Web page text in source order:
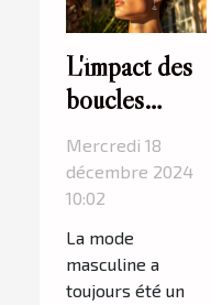
L'impact des
boucles
d'oreilles sur
l'image
personnelle
des hommes
Mercredi 18
décembre 2024
10:02
La mode
masculine a
toujours été un